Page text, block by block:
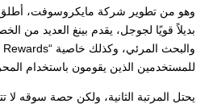
بديلاً قويًا لجوجل، يقدم بينغ العديد من
للمستخدمين الذين يقومون باستخدام